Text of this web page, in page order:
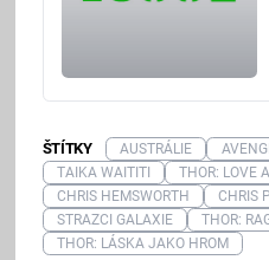
ŠTÍTKY AUSTRÁLIE
TAIKA WAITITI
THOR: LOVE
CHRIS HEMSWORTH
CHRIS
STRAZCI GALAXIE
THOR:
THOR: LÁSKA JAKO HROM